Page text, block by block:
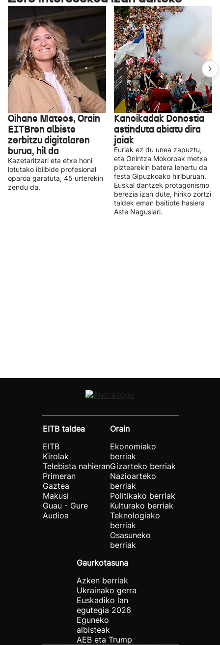
Oihane Mateos, Orain
EITBren albiste
zerbitzu digitalaren
burua, hil da
Kazetaritzari eta etxe honi
lotutako ibilbide profesional
oparoa garatuta, 45 urterekin
zendu da.
Kanoikadak Donostia
astinduta abiatu dira
jaiak
Euriak ez du unea zapuztu,
eta Onintza Mokoroak metxa
piztearekin batera lehertu da
festa Gipuzkoako hiriburuan.
Euskal dantzek protagonismo
berezia izan dute, hiriko zortzi
taldek eman baitiote hasiera
Aste Nagusiari.
EITB taldea
EITB
Kirolak
Telebista nahieran
Primeran
Gaztea
Makusi
Guau - Gure
Audioa
Orain
Ekonomiako
berriak
Gizarteko berriak
Nazioarteko
berriak
Politikako berriak
Kulturako berriak
Teknologiako
berriak
Osasuneko
berriak
Gaurkotasuna
Azken berriak
Ukrainako gerra
Euskadiko lan
egutegia 2026
Eguneko
albisteak
AEB eta Trump